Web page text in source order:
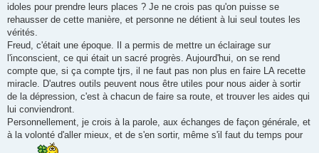
idoles pour prendre leurs places ? Je ne crois pas qu'on puisse se
rehausser de cette manière, et personne ne détient à lui seul toutes les
vérités.
Freud, c'était une époque. Il a permis de mettre un éclairage sur
l'inconscient, ce qui était un sacré progrès. Aujourd'hui, on se rend
compte que, si ça compte tjrs, il ne faut pas non plus en faire LA recette
miracle. D'autres outils peuvent nous être utiles pour nous aider à sortir
de la dépression, c'est à chacun de faire sa route, et trouver les aides qui
lui conviendront.
Personnellement, je crois à la parole, aux échanges de façon générale, et
à la volonté d'aller mieux, et de s'en sortir, même s'il faut du temps pour